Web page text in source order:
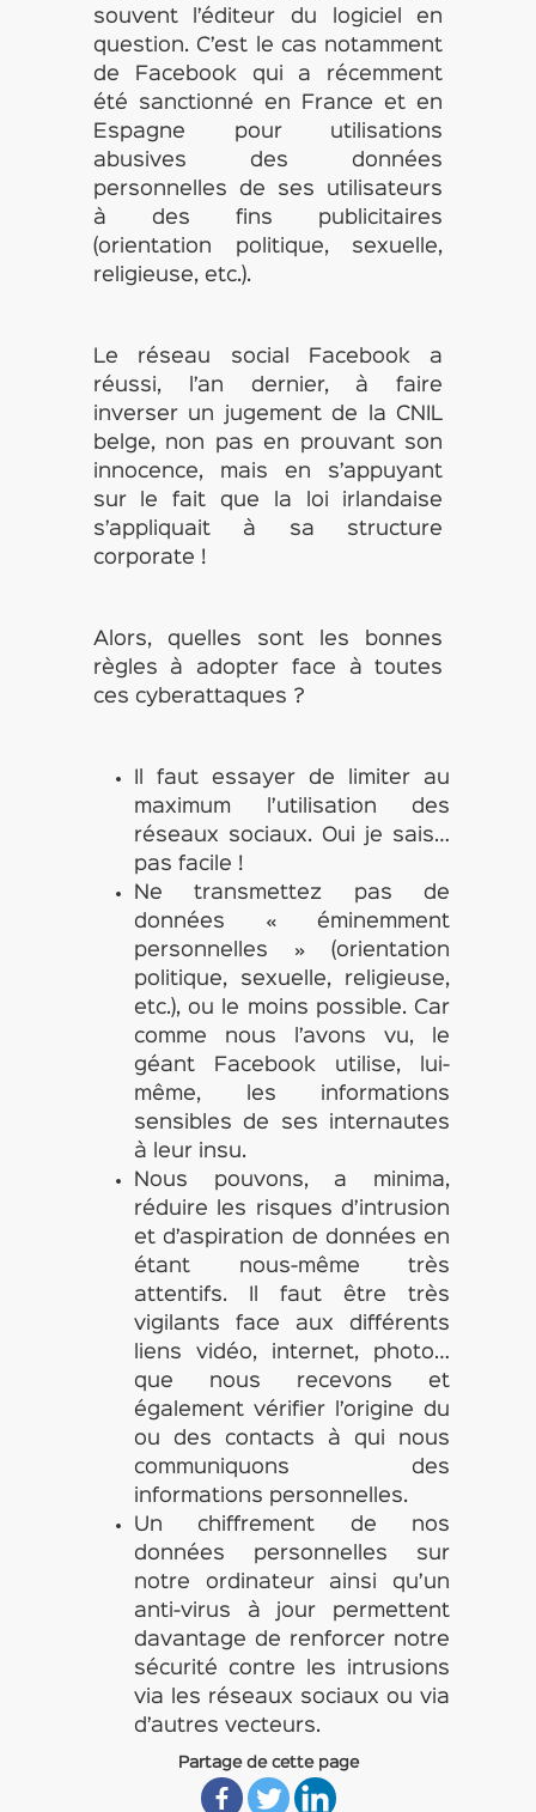
souvent l’éditeur du logiciel en
question. C’est le cas notamment
de Facebook qui a récemment
été sanctionné en France et en
Espagne pour utilisations
abusives des données
personnelles de ses utilisateurs
à des fins publicitaires
(orientation politique, sexuelle,
religieuse, etc.).
Le réseau social Facebook a
réussi, l’an dernier, à faire
inverser un jugement de la CNIL
belge, non pas en prouvant son
innocence, mais en s’appuyant
sur le fait que la loi irlandaise
s’appliquait à sa structure
corporate !
Alors, quelles sont les bonnes
règles à adopter face à toutes
ces cyberattaques ?
Il faut essayer de limiter au
maximum l’utilisation des
réseaux sociaux. Oui je sais…
pas facile !
Ne transmettez pas de
données « éminemment
personnelles » (orientation
politique, sexuelle, religieuse,
etc.), ou le moins possible. Car
comme nous l’avons vu, le
géant Facebook utilise, lui-
même, les informations
sensibles de ses internautes
à leur insu.
Nous pouvons, a minima,
réduire les risques d’intrusion
et d’aspiration de données en
étant nous-même très
attentifs. Il faut être très
vigilants face aux différents
liens vidéo, internet, photo…
que nous recevons et
également vérifier l’origine du
ou des contacts à qui nous
communiquons des
informations personnelles.
Un chiffrement de nos
données personnelles sur
notre ordinateur ainsi qu’un
anti-virus à jour permettent
davantage de renforcer notre
sécurité contre les intrusions
via les réseaux sociaux ou via
d’autres vecteurs.
Partage de cette page